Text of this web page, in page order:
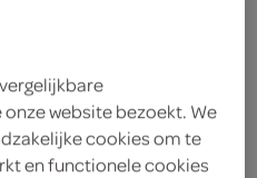
smaakmakers
website bezoekt. We
cookies om te
en functionele cookies